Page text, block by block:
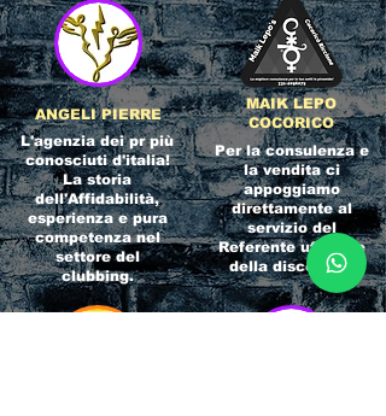
ANGELI PIERRE
L'agenzia dei pr più
conosciuti d'italia!
La storia
dell'Affidabilità,
esperienza e pura
competenza nel
settore del
clubbing.
MAIK LEPO
COCORICO
Per la consulenza e
la vendita ci
appoggiamo
direttamente al
servizio del
Referente ufficiale
della discoteca!